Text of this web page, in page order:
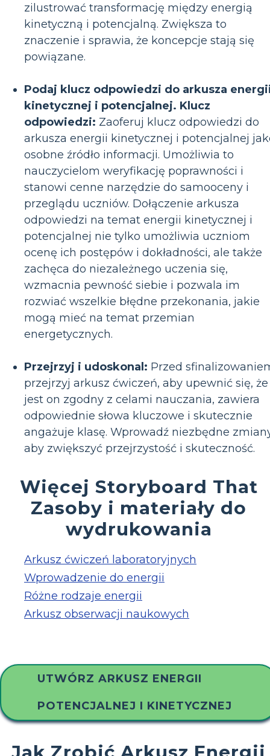
zilustrować transformację między energią
kinetyczną i potencjalną. Zwiększa to
znaczenie i sprawia, że koncepcje stają się
powiązane.
Podaj klucz odpowiedzi do arkusza
kinetycznej i potencjalnej. Klucz
odpowiedzi: Zaoferuj klucz odpowiedzi do
arkusza energii kinetycznej i potencjalnej
osobne źródło informacji. Umożliwia to
nauczycielom weryfikację poprawności i
stanowi cenne narzędzie do samooceny i
przeglądu uczniów. Dołączenie arkusza
odpowiedzi na temat energii kinetycznej i
potencjalnej nie tylko umożliwia uczniom
ocenę ich postępów i dokładności, ale także
zachęca do niezależnego uczenia się,
wzmacnia pewność siebie i pozwala im
rozwiać wszelkie błędne przekonania, jakie
mogą mieć na temat przemian
energetycznych.
Przejrzyj i udoskonal: Przed
przejrzyj arkusz ćwiczeń, aby upewnić się, że
jest on zgodny z celami nauczania, zawiera
odpowiednie słowa kluczowe i skutecznie
angażuje klasę. Wprowadź niezbędne
aby zwiększyć przejrzystość i skuteczność.
Więcej Storyboard That
Zasoby i materiały do
wydrukowania
Arkusz ćwiczeń laboratoryjnych
Wprowadzenie do energii
Różne rodzaje energii
Arkusz obserwacji naukowych
UTWÓRZ ARKUSZ ENERGII
POTENCJALNEJ I KINETYCZNEJ